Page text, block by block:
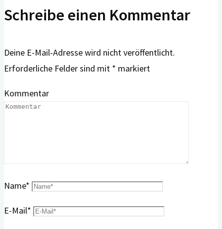
Schreibe einen Kommentar
Deine E-Mail-Adresse wird nicht veröffentlicht.
Erforderliche Felder sind mit * markiert
Kommentar
Name*
E-Mail*